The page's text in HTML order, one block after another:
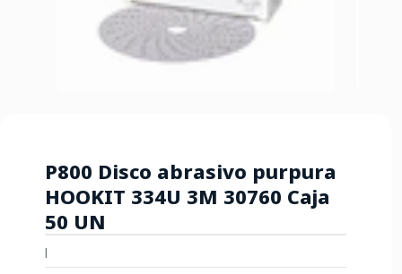
|
P800 Disco abrasivo purpura
HOOKIT 334U 3M 30760 Caja
50 UN